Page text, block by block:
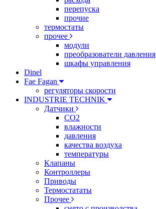
перепуска
прочие
термостаты
прочее
модули
преобразователи давления
шкафы управления
Dinel
Fae Fagan
регуляторы скорости
INDUSTRIE TECHNIK
Датчики
CO2
влажности
давления
качества воздуха
температуры
Клапаны
Контроллеры
Приводы
Термостататы
Прочее